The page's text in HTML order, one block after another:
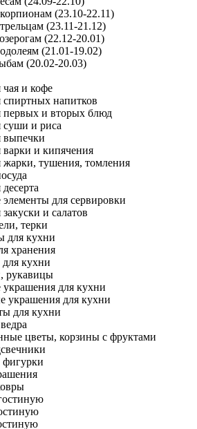
(23.10-22.11)
(23.11-21.12)
(22.12-20.01)
(21.01-19.02)
(20.02-20.03)
чая и кофе
спиртных напитков
первых и вторых блюд
суши и риса
выпечки
варки и кипячения
жарки, тушения, томления
для сервировки
и салатов
терки
для кухни
хранения
кухни
рукавицы
для кухни
украшения для кухни
для кухни
цветы, корзины с фруктами
фигурки